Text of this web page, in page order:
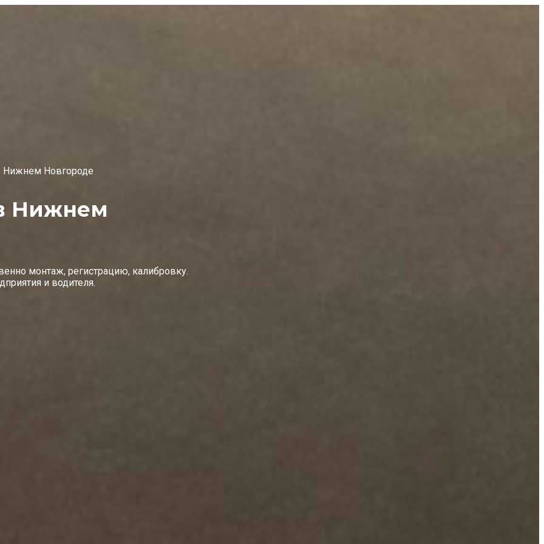
Нижнем Новгороде
Нижнем
монтаж, регистрацию, калибровку.
и водителя.